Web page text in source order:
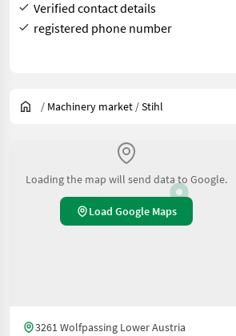
Verified contact details
registered phone number
/ Machinery market /Stihl
Loading the map will send data to Google.
Load Google Maps
3261 Wolfpassing Lower Austria